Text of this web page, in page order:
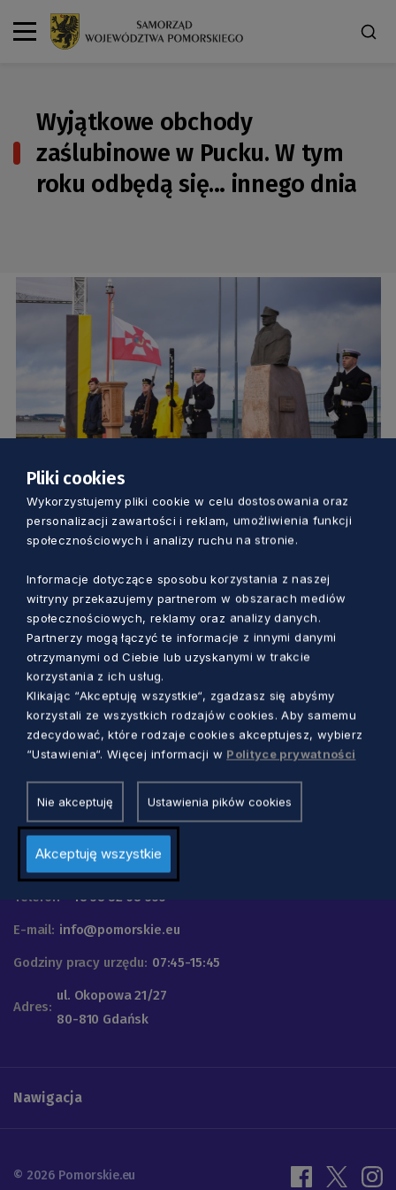
Wyjątkowe obchody
zaślubinowe w Pucku. W tym
roku odbędą się… innego dnia
SAMORZĄD
Wyjątkowe obchody zaślubinowe w
dnia
Marcin Szumny 6 miesięcy temu
Urząd Marszałkowski
Województwa Pomorskiego
Telefon +48 58 32 68 555
E-mail: info@pomorskie.eu
Godziny pracy urzędu: 07:45-15:45
Adres:
ul. Okopowa 21/27
80-810 Gdańsk
Nawigacja
© 2026 Pomorskie.eu
Pliki cookies
Wykorzystujemy pliki cookie w celu dostosowania oraz
personalizacji zawartości i reklam, umożliwienia funkcji
społecznościowych i analizy ruchu na stronie.
Informacje dotyczące sposobu korzystania z naszej
witryny przekazujemy partnerom w obszarach mediów
społecznościowych, reklamy oraz analizy danych.
Partnerzy mogą łączyć te informacje z innymi danymi
otrzymanymi od Ciebie lub uzyskanymi w trakcie
korzystania z ich usług.
Klikając “Akceptuję wszystkie“, zgadzasz się abyśmy
korzystali ze wszystkich rodzajów cookies. Aby samemu
zdecydować, które rodzaje cookies akceptujesz, wybierz
“Ustawienia“. Więcej informacji w Polityce prywatności
Nie akceptuję Ustawienia pików cookies
Akceptuję wszystkie